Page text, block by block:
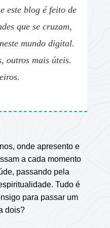
este blog é feito de
que se cruzam,
mundo digital.
outros mais úteis.
onde apresento e
a cada momento
passando pela
Tudo é
para passar um
dois?